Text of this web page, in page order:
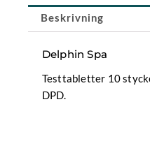
i
ark
mängd
Beskrivning
Delphin Spa
Testtabletter 10
DPD.